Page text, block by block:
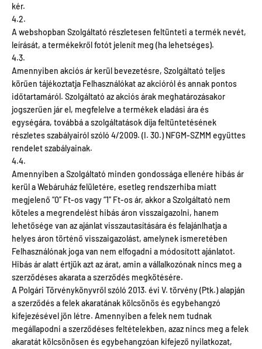
kér.
4.2.
A webshopban Szolgáltató részletesen feltünteti a termék nevét,
leírását, a termékekről fotót jelenít meg (ha lehetséges).
4.3.
Amennyiben akciós ár kerül bevezetésre, Szolgáltató teljes
körűen tájékoztatja Felhasználókat az akcióról és annak pontos
időtartamáról. Szolgáltató az akciós árak meghatározásakor
jogszerűen jár el, megfelelve a termékek eladási ára és
egységára, továbbá a szolgáltatások díja feltüntetésének
részletes szabályairól szóló 4/2009. (I. 30.) NFGM-SZMM együttes
rendelet szabályainak.
4.4.
Amennyiben a Szolgáltató minden gondossága ellenére hibás ár
kerül a Webáruház felületére, esetleg rendszerhiba miatt
megjelenő “0” Ft-os vagy “1” Ft-os ár, akkor a Szolgáltató nem
köteles a megrendelést hibás áron visszaigazolni, hanem
lehetősége van az ajánlat visszautasítására és felajánlhatja a
helyes áron történő visszaigazolást, amelynek ismeretében
Felhasználónak joga van nem elfogadni a módosított ajánlatot.
Hibás ár alatt értjük azt az árat, amin a vállalkozónak nincs meg a
szerződéses akarata a szerződés megkötésére.
A Polgári Törvénykönyvről szóló 2013. évi V. törvény (Ptk.) alapján
a szerződés a felek akaratának kölcsönös és egybehangzó
kifejezésével jön létre. Amennyiben a felek nem tudnak
megállapodni a szerződéses feltételekben, azaz nincs meg a felek
akaratát kölcsönösen és egybehangzóan kifejező nyilatkozat,